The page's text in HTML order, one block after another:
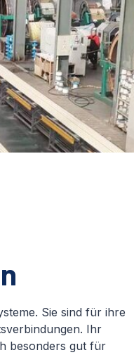
Sie sind für ihre
Ihr
besonders gut für